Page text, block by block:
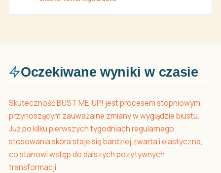
Oczekiwane wyniki w czasie
Skuteczność BUST ME-UP! jest procesem stopniowym,
przynoszącym zauważalne zmiany w wyglądzie biustu.
Już po kilku pierwszych tygodniach regularnego
stosowania skóra staje się bardziej zwarta i elastyczna,
co stanowi wstęp do dalszych pozytywnych
transformacji.